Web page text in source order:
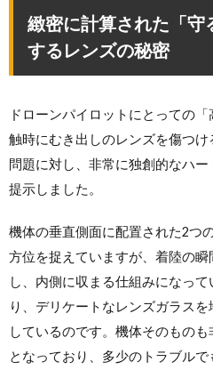
緻密に計算された「守
するレンズの秘密
ドローンパイロットにとっての
触時にむき出しのレンズを傷つ
問題に対し、非常に独創的なハ
提示しました。
機体の垂直側面に配置された2つ
方位を捉えていますが、着陸の
し、内側に収まる仕組みになっ
り、デリケートなレンズガラス
しているのです。機体そのもの
となっており、多少のトラブル